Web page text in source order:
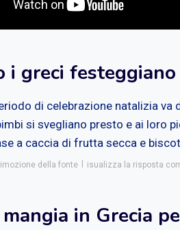
i greci
di celebrazione natalizia
si svegliano presto e ai loro
a caccia di frutta secca e
della fonte isualizza la risposta
mangia in Grecia